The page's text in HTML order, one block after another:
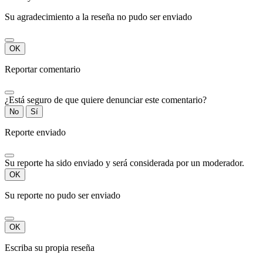
Su agradecimiento a la reseña no pudo ser enviado
OK
Reportar comentario
¿Está seguro de que quiere denunciar este comentario?
No Sí
Reporte enviado
Su reporte ha sido enviado y será considerada por un moderador.
OK
Su reporte no pudo ser enviado
OK
Escriba su propia reseña